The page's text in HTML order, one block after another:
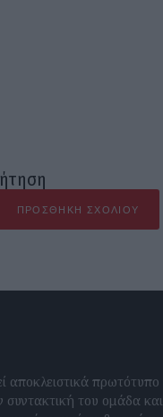
ΠΡΟΣΘΉΚΗ ΣΧΟΛΊΟΥ
αποκλειστικά πρωτότυπο
του ομάδα